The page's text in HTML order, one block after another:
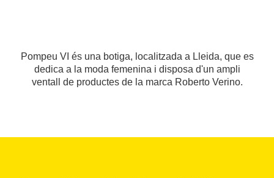
Pompeu VI és una botiga, localitzada a Lleida, que es
dedica a la moda femenina i disposa d'un ampli
ventall de productes de la marca Roberto Verino.